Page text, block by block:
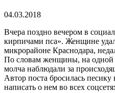
04.03.2018
Вчера поздно вечером в
кирпичами пса». Женщине
микрорайоне Краснодара,
По словам женщины, на одной
молча наблюдали за
Автор поста бросилась
написать о нем во всех